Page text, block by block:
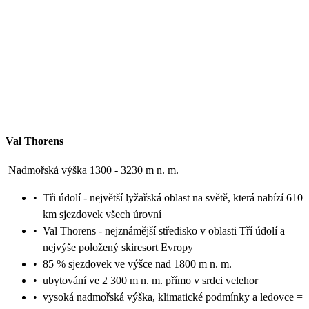
Val Thorens
Nadmořská výška 1300 - 3230 m n. m.
• Tři údolí - největší lyžařská oblast na světě, která nabízí 610
km sjezdovek všech úrovní
• Val Thorens - nejznámější středisko v oblasti Tří údolí a
nejvýše položený skiresort Evropy
• 85 % sjezdovek ve výšce nad 1800 m n. m.
• ubytování ve 2 300 m n. m. přímo v srdci velehor
• vysoká nadmořská výška, klimatické podmínky a ledovce =